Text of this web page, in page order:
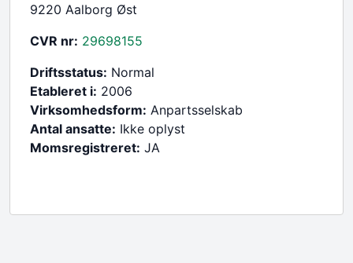
9220 Aalborg Øst
CVR nr: 29698155
Driftsstatus: Normal
Etableret i: 2006
Virksomhedsform: Anpartsselskab
Antal ansatte: Ikke oplyst
Momsregistreret: JA